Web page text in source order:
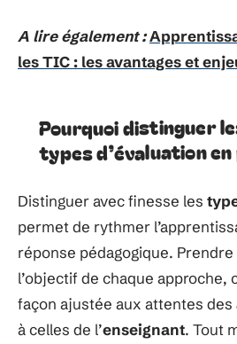
A lire également :
les TIC : les avantages et
Pourquoi distinguer
types d’évaluation
Distinguer avec finesse les
permet de rythmer
réponse pédagogique.
l’objectif de chaque approche,
façon ajustée aux attentes des
à celles de l’enseignant. Tout